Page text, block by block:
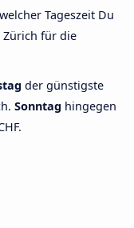
Tageszeit Du
Zürich für die
der günstigste
Sonntag hingegen